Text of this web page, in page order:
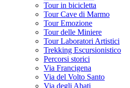
Tour in bicicletta
Tour Cave di Marmo
Tour Emozione
Tour delle Miniere
Tour Laboratori Artistici
Trekking Escursionistico
Percorsi storici
Via Francigena
Via del Volto Santo
Via degli Abati